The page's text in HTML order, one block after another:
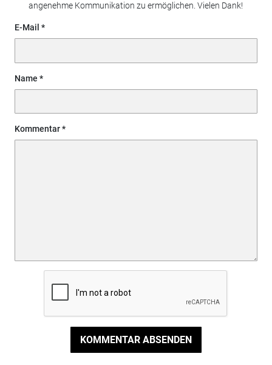
angenehme Kommunikation zu ermöglichen. Vielen Dank!
E-Mail
Name
Kommentar
KOMMENTAR ABSENDEN